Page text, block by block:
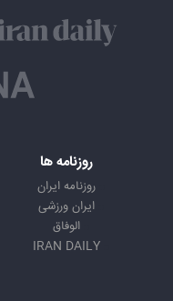
روزنامه ها
روزنامه ایران
ایران ورزشی
الوفاق
IRAN DAILY